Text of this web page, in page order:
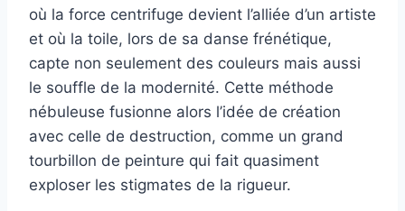
où la force centrifuge devient l’alliée d’un artiste
et où la toile, lors de sa danse frénétique,
capte non seulement des couleurs mais aussi
le souffle de la modernité. Cette méthode
nébuleuse fusionne alors l’idée de création
avec celle de destruction, comme un grand
tourbillon de peinture qui fait quasiment
exploser les stigmates de la rigueur.